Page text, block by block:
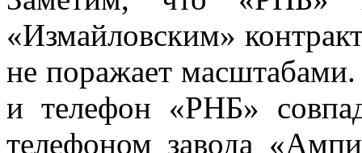
«Измайловским»
не поражает
и телефон «РНБ»
телефоном завода